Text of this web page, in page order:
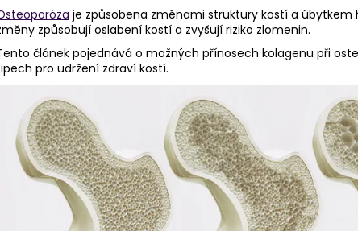
je způsobena změnami struktury kostí a
způsobují oslabení kostí a zvyšují riziko zlomenin.
článek pojednává o možných přínosech kolagenu při
pro udržení zdraví kostí.